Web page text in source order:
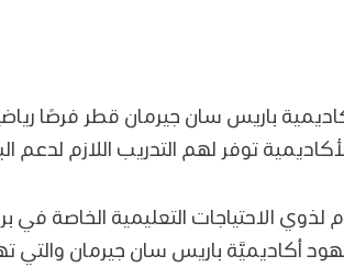
باريس سان جيرمان قطر فرصًا
توفر لهم التدريب اللازم لدعم
لذوي الاحتياجات التعليمية الخاصة
أكاديميَّة باريس سان جيرمان والتي